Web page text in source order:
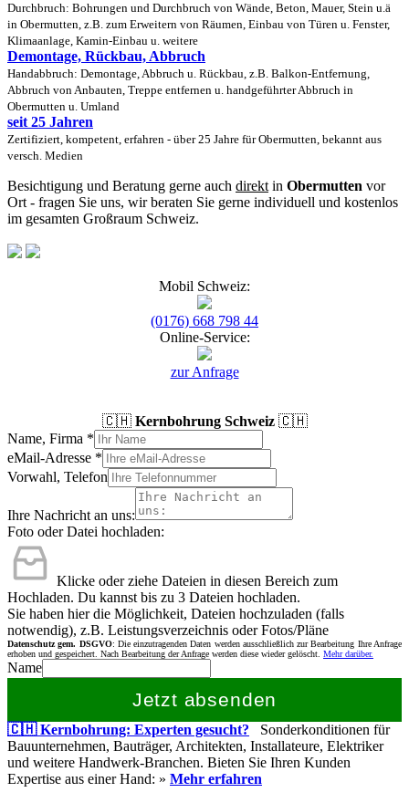
Durchbruch: Bohrungen und Durchbruch von Wände, Beton, Mauer, Stein u.ä
in Obermutten, z.B. zum Erweitern von Räumen, Einbau von Türen u. Fenster,
Klimaanlage, Kamin-Einbau u. weitere
Demontage, Rückbau, Abbruch
Handabbruch: Demontage, Abbruch u. Rückbau, z.B. Balkon-Entfernung,
Abbruch von Anbauten, Treppe entfernen u. handgeführter Abbruch in
Obermutten u. Umland
seit 25 Jahren
Zertifiziert, kompetent, erfahren - über 25 Jahre für Obermutten, bekannt aus
versch. Medien
Besichtigung und Beratung gerne auch direkt in Obermutten vor
Ort - fragen Sie uns, wir beraten Sie gerne individuell und kostenlos
im gesamten Großraum Schweiz.
Mobil Schweiz:
(0176) 668 798 44
Online-Service:
zur Anfrage
🇨🇭 Kernbohrung Schweiz🇨🇭
Name, Firma *
eMail-Adresse *
Vorwahl, Telefon
Ihre Nachricht an uns:
Foto oder Datei hochladen:
Klicke oder ziehe Dateien in diesen Bereich zum
Hochladen. Du kannst bis zu 3 Dateien hochladen.
Sie haben hier die Möglichkeit, Dateien hochzuladen (falls
notwendig), z.B. Leistungsverzeichnis oder Fotos/Pläne
Datenschutz gem. DSGVO: Die einzutragenden Daten werden ausschließlich zur Bearbeitung Ihre Anfrage
erhoben und gespeichert. Nach Bearbeitung der Anfrage werden diese wieder gelöscht. Mehr darüber.
Name
Jetzt absenden
🇨🇭 Kernbohrung: Experten gesucht? Sonderkonditionen für
Bauunternehmen, Bauträger, Architekten, Installateure, Elektriker
und weitere Handwerk-Branchen. Bieten Sie Ihren Kunden
Expertise aus einer Hand: » Mehr erfahren